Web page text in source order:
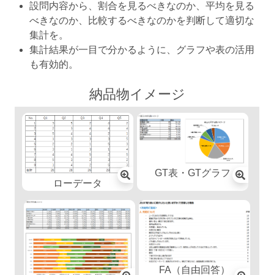
設問内容から、割合を見るべきなのか、平均を見る
べきなのか、比較するべきなのかを判断して適切な
集計を。
集計結果が一目で分かるように、グラフや表の活用
も有効的。
納品物イメージ
ローデータ
GT表・GTグラフ
FA（自由回答）